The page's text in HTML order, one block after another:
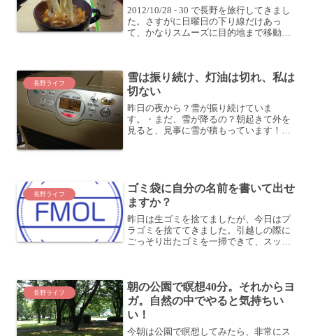
2012/10/28 - 30 で長野を旅行してきまし
た。さすがに日曜日の下り線だけあっ
て、かなりスムーズに目的地まで移動で
長野ライフ
雪は振り続け、灯油は切れ、私は
切ない
昨日の夜から？雪が振り続けていま
す。・まだ、雪が降るの？朝起きて外を
見ると、見事に雪が積もっています！今
長野ライフ
ゴミ袋に自分の名前を書いて出せ
ますか？
昨日は生ゴミを捨てましたが、今日はプ
ラゴミを捨ててきました。引越しの際に
ごっそり出たゴミを一掃できて、スッキ
にも少し書きましたが、御...
長野ライフ
朝の公園で瞑想40分。それからヨ
ガ。自然の中でやると気持ちい
い！
今朝は公園で瞑想してみたら、非常にス